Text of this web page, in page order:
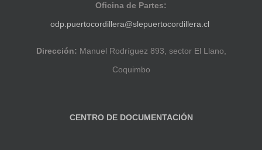
Oficina de Partes:
odp.puertocordillera@slepuertocordillera.cl
Dirección: Manuel Rodríguez 893, sector El Llano,
Coquimbo
CENTRO DE DOCUMENTACIÓN